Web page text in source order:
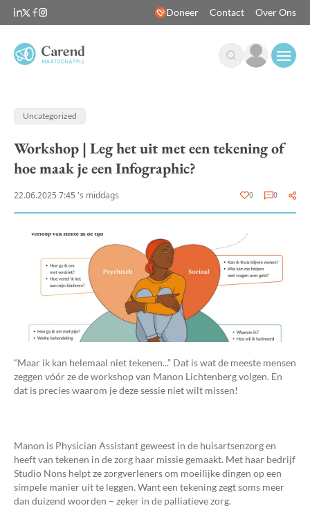
Doneer Contact Over Ons
Uncategorized
Workshop | Leg het uit met een tekening of
hoe maak je een Infographic?
22.06.2025 7:45 's middags 0 0
“Maar ik kan helemaal niet tekenen...” Dat is wat de meeste mensen
zeggen vóór ze de workshop van Manon Lichtenberg volgen. En
dat is precies waarom je deze sessie niet wilt missen!
Manon is Physician Assistant geweest in de huisartsenzorg en
heeft van tekenen in de zorg haar missie gemaakt. Met haar bedrijf
Studio Nons helpt ze zorgverleners om moeilijke dingen op een
simpele manier uit te leggen. Want een tekening zegt soms meer
dan duizend woorden – zeker in de palliatieve zorg.